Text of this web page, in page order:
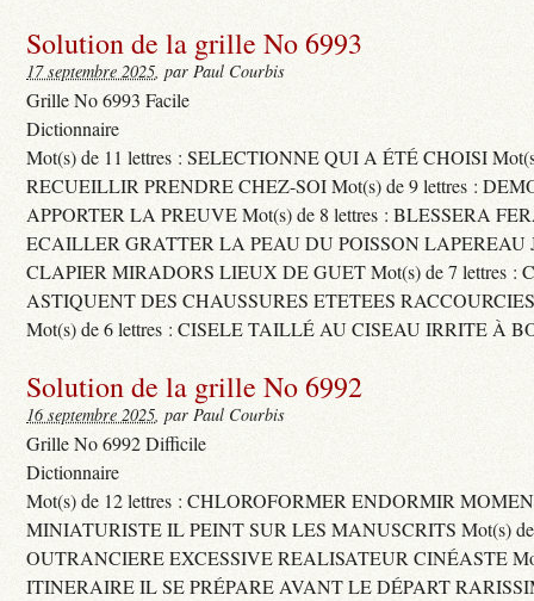
Solution de la grille No 6993
17 septembre 2025, par Paul Courbis
Grille No 6993 Facile
Dictionnaire
Mot(s) de 11 lettres : SELECTIONNE QUI A ÉTÉ CHOISI
RECUEILLIR PRENDRE CHEZ-SOI Mot(s) de 9 lettres :
APPORTER LA PREUVE Mot(s) de 8 lettres : BLESSERA
ECAILLER GRATTER LA PEAU DU POISSON LAPEREAU
CLAPIER MIRADORS LIEUX DE GUET Mot(s) de 7 lettres :
ASTIQUENT DES CHAUSSURES ETETEES
Mot(s) de 6 lettres : CISELE TAILLÉ AU CISEAU IRRITE À
Solution de la grille No 6992
16 septembre 2025, par Paul Courbis
Grille No 6992 Difficile
Dictionnaire
Mot(s) de 12 lettres : CHLOROFORMER ENDORMIR
MINIATURISTE IL PEINT SUR LES MANUSCRITS Mot(s) de
OUTRANCIERE EXCESSIVE REALISATEUR CINÉASTE
ITINERAIRE IL SE PRÉPARE AVANT LE DÉPART